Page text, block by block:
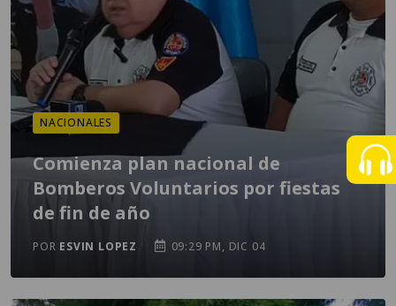
NACIONALES
Comienza plan nacional de
Bomberos Voluntarios por fiestas
de fin de año
POR ESVIN LOPEZ 09:29 PM, DIC 04